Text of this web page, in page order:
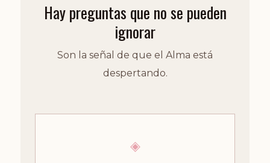
Hay preguntas que no se pueden
ignorar
Son la señal de que el Alma está
despertando.
◈